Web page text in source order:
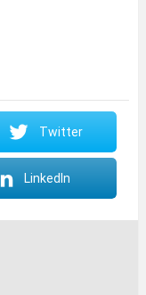
Twitter
LinkedIn